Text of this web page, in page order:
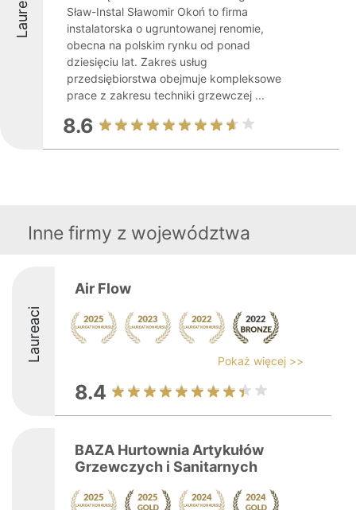
Sław-Instal Sławomir Okoń to firma
instalatorska o ugruntowanej renomie,
obecna na polskim rynku od ponad
dziesięciu lat. Zakres usług
przedsiębiorstwa obejmuje kompleksowe
prace z zakresu techniki grzewczej ...
8.6
Inne firmy z województwa
Laureaci
Air Flow
Pokaż więcej >>
8.4
BAZA Hurtownia Artykułów
Grzewczych i Sanitarnych